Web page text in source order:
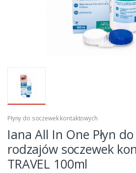
Płyny do soczewek kontaktowych
Iana All In One Płyn
rodzajów soczewek
TRAVEL 100ml